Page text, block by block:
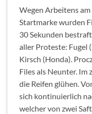
Wegen Arbeitens
Startmarke wurden
30 Sekunden
aller Proteste: Fugel
Kirsch (Honda).
Files als Neunter. Im
die Reifen glühen.
sich kontinuierlich
welcher von zwei